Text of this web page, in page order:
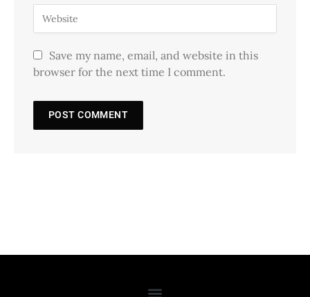
Save my name, email, and website in this
browser for the next time I comment.